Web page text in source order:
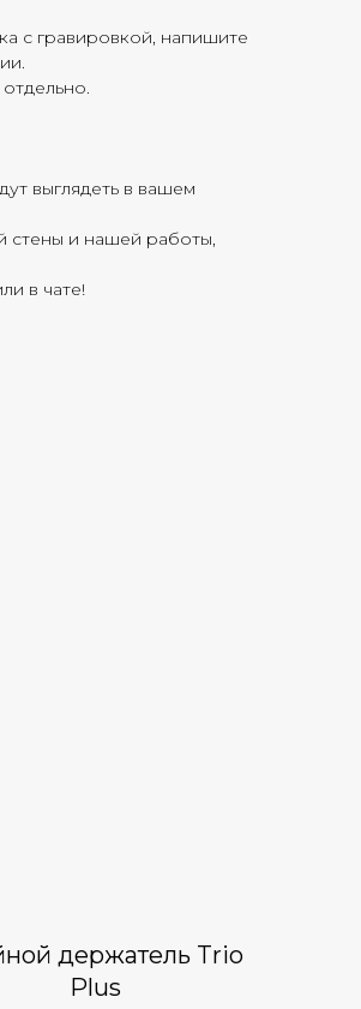
с гравировкой, напишите
выглядеть в вашем
стены и нашей работы,
в чате!
держатель Trio
Plus